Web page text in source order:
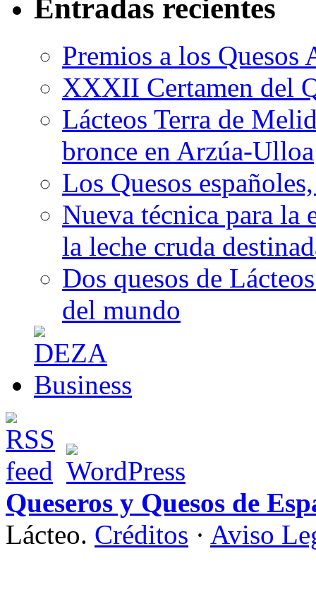
Entradas recientes
Premios a los Quesos
XXXII Certamen del
Lácteos Terra de
bronce en Arzúa-Ulloa
Los Quesos
Nueva técnica para la
la leche cruda
Dos quesos de
del mundo
Queseros y Quesos de
Lácteo. Créditos · Aviso